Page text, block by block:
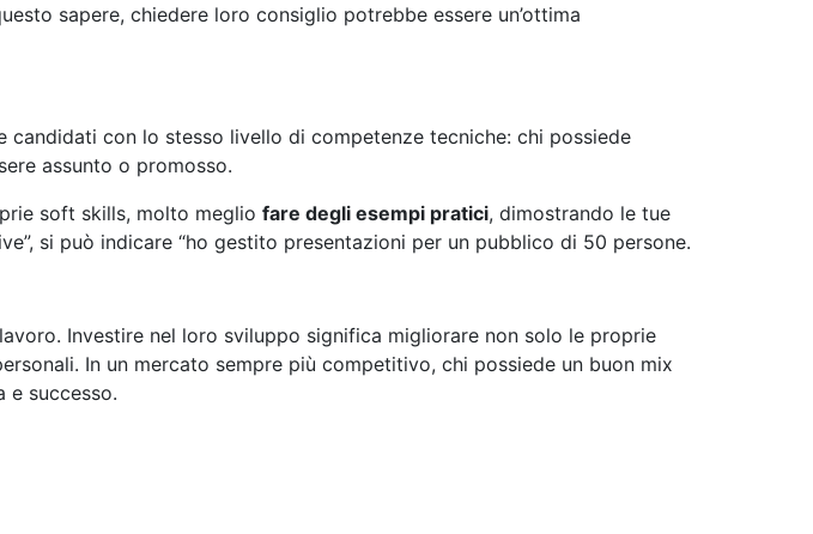
sapere, chiedere loro consiglio potrebbe essere un’ottima
con lo stesso livello di competenze tecniche: chi possiede
assunto o promosso.
soft skills, molto meglio fare degli esempi pratici, dimostrando le tue
si può indicare “ho gestito presentazioni per un pubblico di 50 persone.
Investire nel loro sviluppo significa migliorare non solo le proprie
In un mercato sempre più competitivo, chi possiede un buon mix
e successo.